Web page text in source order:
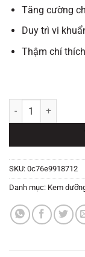
Tăng cường
Duy trì vi
Thậm chí
Probiotic Nutrient
SKU: 0c76e9918712
Danh mục: Kem